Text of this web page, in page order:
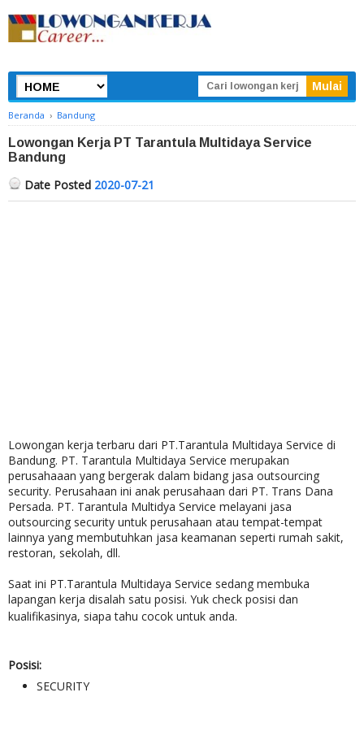
Beranda › Bandung
Lowongan Kerja PT Tarantula Multidaya Service
Bandung
Date Posted 2020-07-21
Lowongan kerja terbaru dari PT.Tarantula Multidaya Service di
Bandung. PT. Tarantula Multidaya Service merupakan
perusahaaan yang bergerak dalam bidang jasa outsourcing
security. Perusahaan ini anak perusahaan dari PT. Trans Dana
Persada. PT. Tarantula Multidya Service melayani jasa
outsourcing security untuk perusahaan atau tempat-tempat
lainnya yang membutuhkan jasa keamanan seperti rumah sakit,
restoran, sekolah, dll.
Saat ini PT.Tarantula Multidaya Service sedang membuka
lapangan kerja disalah satu posisi. Yuk check posisi dan
kualifikasinya, siapa tahu cocok untuk anda.
Posisi:
SECURITY